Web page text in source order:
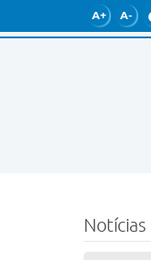
A+ A-
Notícias